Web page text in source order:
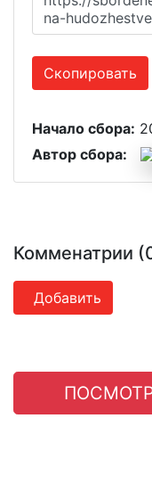
na-
Скопировать
Начало сбора:
Автор сбора:
Комменатрии
Добавить